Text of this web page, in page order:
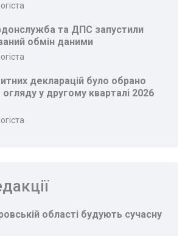
та ДПС запустили
обмін даними
декларацій було обрано
у другому кварталі 2026
області будують сучасну